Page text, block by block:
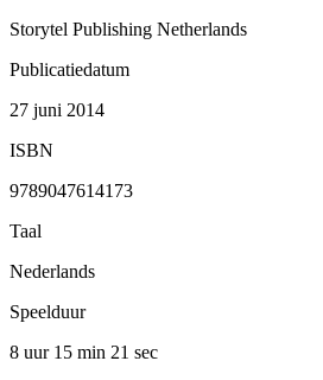
Storytel Publishing Netherlands
Publicatiedatum
27 juni 2014
ISBN
9789047614173
Taal
Nederlands
Speelduur
8 uur 15 min 21 sec